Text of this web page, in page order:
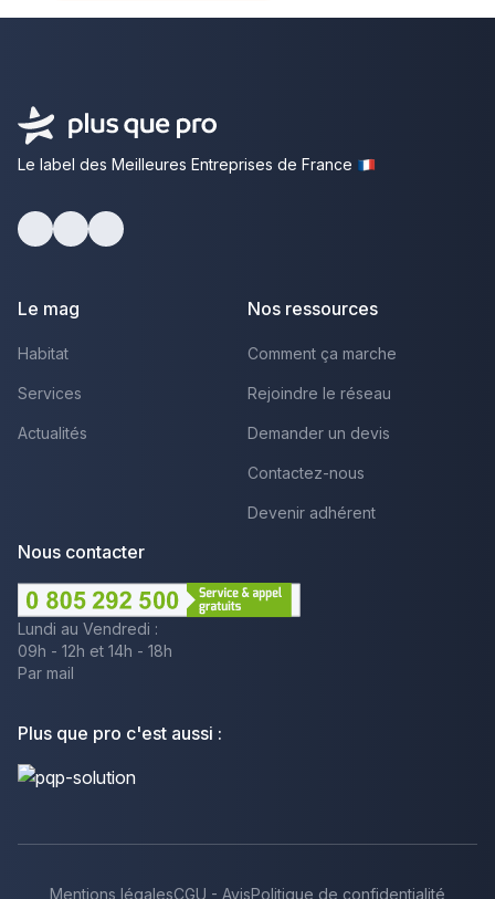
Le label des Meilleures Entreprises de France
Le mag
Habitat
Services
Actualités
Nos ressources
Comment ça marche
Rejoindre le réseau
Demander un devis
Contactez-nous
Devenir adhérent
Nous contacter
Lundi au Vendredi :
09h - 12h et 14h - 18h
Par mail
Plus que pro c'est aussi :
Mentions légalesCGU - AvisPolitique de confidentialité